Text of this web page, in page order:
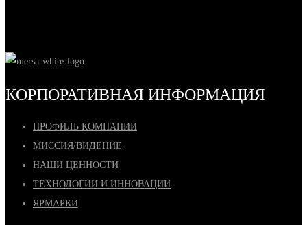
КОРПОРАТИВНАЯ ИНФОРМАЦИЯ
ПРОФИЛЬ КОМПАНИИ
МИССИЯ/ВИДЕНИЕ
НАШИ ЦЕННОСТИ
ТЕХНОЛОГИИ И ИННОВАЦИИ
ЯРМАРКИ